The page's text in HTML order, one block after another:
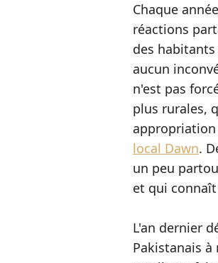
Chaque
réactions
des
aucun
n'est pas
plus rurales,
local Dawn.
un peu
et qui
L'an dernier
Pakistanais